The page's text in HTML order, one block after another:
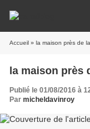
Accueil » la maison près de la
la maison près
Publié le 01/08/2016 à
Par micheldavinroy